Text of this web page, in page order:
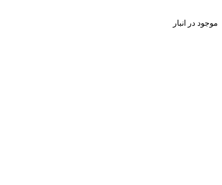
موجود در انبار